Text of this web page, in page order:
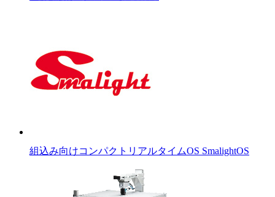
組込み向けコンパクトリアルタイムOS SmalightOS